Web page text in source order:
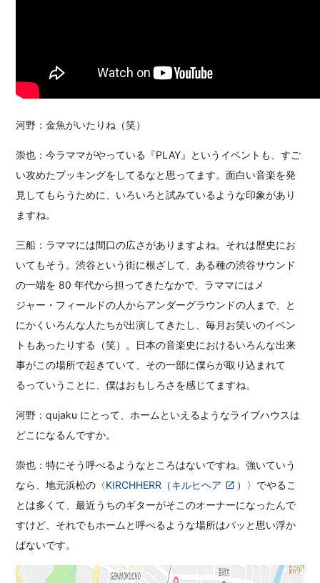
河野：金魚がいたりね（笑）
崇也：今ラママがやっている『PLAY』というイベントも、すご
い攻めたブッキングをしてるなと思ってます。面白い音楽を発
見してもらうために、いろいろと試みているような印象があり
ますね。
三船：ラママには間口の広さがありますよね。それは歴史にお
いてもそう。渋谷という街に根ざして、ある種の渋谷サウンド
の一端を 80 年代から担ってきたなかで、ラママにはメ
ジャー・フィールドの人からアンダーグラウンドの人まで、と
にかくいろんな人たちが出演してきたし、毎月お笑いのイベン
トもあったりする（笑）。日本の音楽史におけるいろんな出来
事がこの場所で起きていて、その一部に僕らが取り込まれて
るっていうことに、僕はおもしろさを感じてますね。
河野：qujaku にとって、ホームといえるようなライブハウスは
どこになるんですか。
崇也：特にそう呼べるようなところはないですね。強いていう
なら、地元浜松の〈KIRCHHERR（キルヒヘア
）〉でやるこ
とは多くて、最近うちのギターがそこのオーナーになったんで
すけど、それでもホームと呼べるような場所はパッと思い浮か
ばないです。